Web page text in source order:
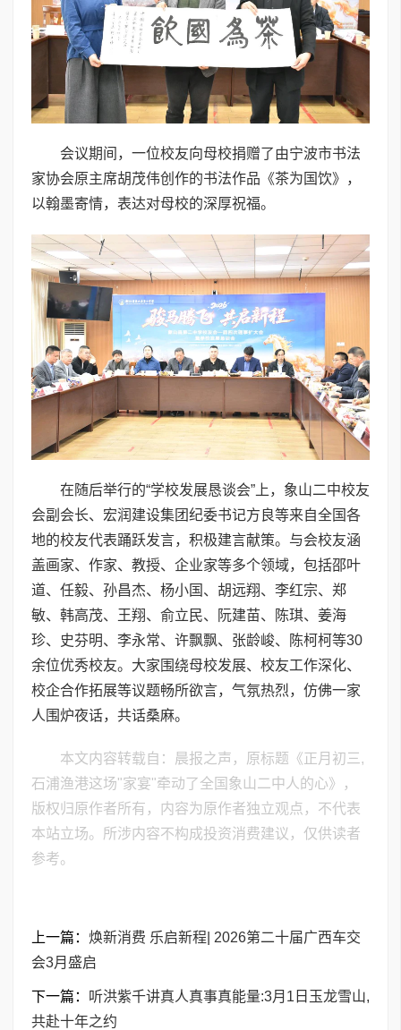
会议期间，一位校友向母校捐赠了由宁波市书法
家协会原主席胡茂伟创作的书法作品《茶为国饮》，
以翰墨寄情，表达对母校的深厚祝福。
在随后举行的“学校发展恳谈会”上，象山二中校友
会副会长、宏润建设集团纪委书记方良等来自全国各
地的校友代表踊跃发言，积极建言献策。与会校友涵
盖画家、作家、教授、企业家等多个领域，包括邵叶
道、任毅、孙昌杰、杨小国、胡远翔、李红宗、郑
敏、韩高茂、王翔、俞立民、阮建苗、陈琪、姜海
珍、史芬明、李永常、许飘飘、张龄峻、陈柯柯等30
余位优秀校友。大家围绕母校发展、校友工作深化、
校企合作拓展等议题畅所欲言，气氛热烈，仿佛一家
人围炉夜话，共话桑麻。
本文内容转载自：晨报之声，原标题《正月初三,
石浦渔港这场"家宴"牵动了全国象山二中人的心》，
版权归原作者所有，内容为原作者独立观点，不代表
本站立场。所涉内容不构成投资消费建议，仅供读者
参考。
上一篇： 焕新消费 乐启新程| 2026第二十届广西车交
会3月盛启
下一篇：
听洪紫千讲真人真事真能量:3月1日玉龙雪山,
共赴十年之约